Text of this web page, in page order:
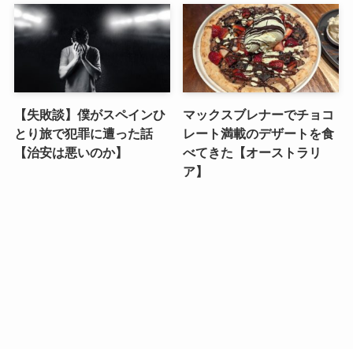
【失敗談】僕がスペインひ
とり旅で犯罪に遭った話
【治安は悪いのか】
マックスブレナーでチョコ
レート満載のデザートを食
べてきた【オーストラリ
ア】